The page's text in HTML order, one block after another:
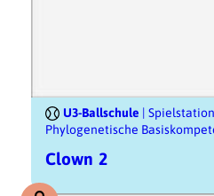
U3-Ballschule |
Phylogenetische
Clown 2